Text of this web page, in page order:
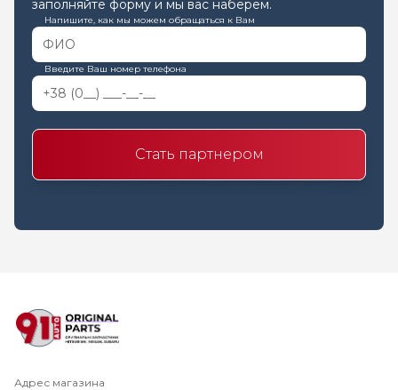
заполняйте форму и мы вас наберем.
Напишите, как мы можем обращаться к Вам
Введите Ваш номер телефона
Стать партнером
Адрес магазина